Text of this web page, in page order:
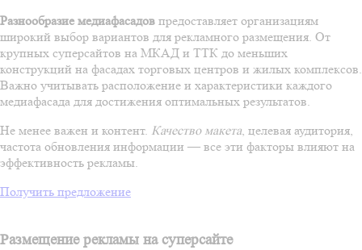
Разнообразие медиафасадов предоставляет организациям
широкий выбор вариантов для рекламного размещения. От
крупных суперсайтов на МКАД и ТТК до меньших
конструкций на фасадах торговых центров и жилых комплексов.
Важно учитывать расположение и характеристики каждого
медиафасада для достижения оптимальных результатов.
Не менее важен и контент. Качество макета, целевая аудитория,
частота обновления информации — все эти факторы влияют на
эффективность рекламы.
Получить предложение
Размещение рекламы на суперсайте